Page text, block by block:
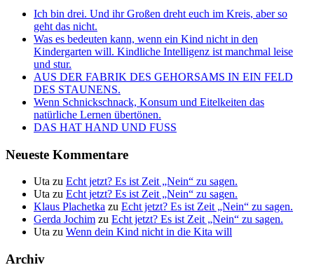
Ich bin drei. Und ihr Großen dreht euch im Kreis, aber so
geht das nicht.
Was es bedeuten kann, wenn ein Kind nicht in den
Kindergarten will. Kindliche Intelligenz ist manchmal leise
und stur.
AUS DER FABRIK DES GEHORSAMS IN EIN FELD
DES STAUNENS.
Wenn Schnickschnack, Konsum und Eitelkeiten das
natürliche Lernen übertönen.
DAS HAT HAND UND FUSS
Neueste Kommentare
Uta zu Echt jetzt? Es ist Zeit „Nein“ zu sagen.
Uta zu Echt jetzt? Es ist Zeit „Nein“ zu sagen.
Klaus Plachetka zu Echt jetzt? Es ist Zeit „Nein“ zu sagen.
Gerda Jochim zu Echt jetzt? Es ist Zeit „Nein“ zu sagen.
Uta zu Wenn dein Kind nicht in die Kita will
Archiv